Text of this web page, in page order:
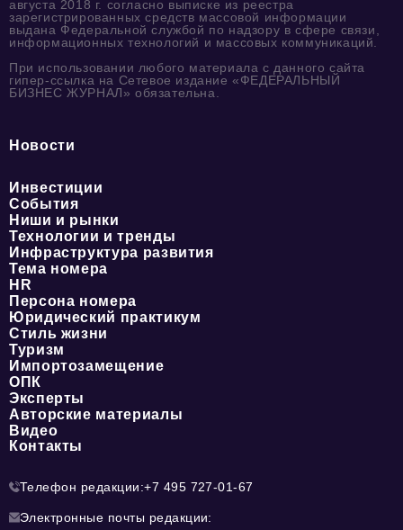
августа 2018 г. согласно выписке из реестра
зарегистрированных средств массовой информации
выдана Федеральной службой по надзору в сфере связи,
информационных технологий и массовых коммуникаций.
При использовании любого материала с данного сайта
гипер-ссылка на Сетевое издание «ФЕДЕРАЛЬНЫЙ
БИЗНЕС ЖУРНАЛ» обязательна.
Новости
Инвестиции
События
Ниши и рынки
Технологии и тренды
Инфраструктура развития
Тема номера
HR
Персона номера
Юридический практикум
Стиль жизни
Туризм
Импортозамещение
ОПК
Эксперты
Авторские материалы
Видео
Контакты
Телефон редакции:+7 495 727-01-67
Электронные почты редакции: